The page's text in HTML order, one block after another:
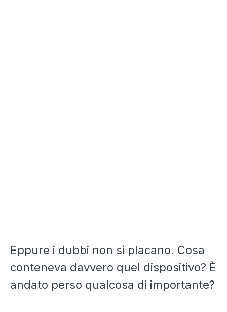
Eppure i dubbi non si placano. Cosa
conteneva davvero quel dispositivo? È
andato perso qualcosa di importante?